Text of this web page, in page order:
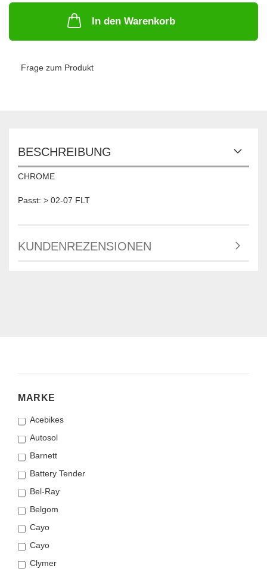
In den Warenkorb
Frage zum Produkt
BESCHREIBUNG
CHROME
Passt: > 02-07 FLT
KUNDENREZENSIONEN
MARKE
MARKE
Acebikes
Autosol
Barnett
Battery Tender
Bel-Ray
Belgom
Cayo
Cayo
Clymer